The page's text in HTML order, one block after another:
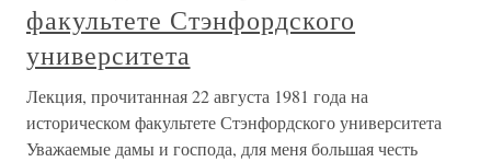
факультете Стэнфордского
университета
Лекция, прочитанная 22 августа 1981 года на
историческом факультете Стэнфордского университета
Уважаемые дамы и господа, для меня большая честь